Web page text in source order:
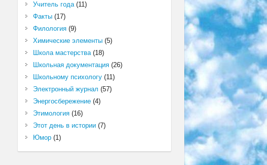
Учитель года(11)
Факты(17)
Филология(9)
Химические элементы(5)
Школа мастерства(18)
Школьная документация(26)
Школьному психологу(11)
Электронный журнал (57)
Энергосбережение(4)
Этимология(16)
Этот день в истории(7)
Юмор(1)